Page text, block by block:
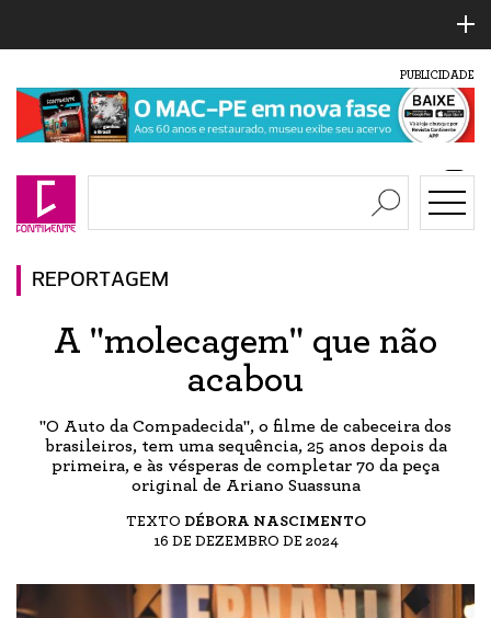
PUBLICIDADE
REPORTAGEM
A "molecagem" que não
acabou
"O Auto da Compadecida", o filme de cabeceira dos
brasileiros, tem uma sequência, 25 anos depois da
primeira, e às vésperas de completar 70 da peça
original de Ariano Suassuna
TEXTO DÉBORA NASCIMENTO
16 DE DEZEMBRO DE 2024